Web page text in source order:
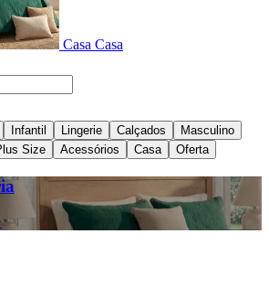
Casa Casa
Infantil Lingerie Calçados
Masculino
Size Acessórios Casa Oferta